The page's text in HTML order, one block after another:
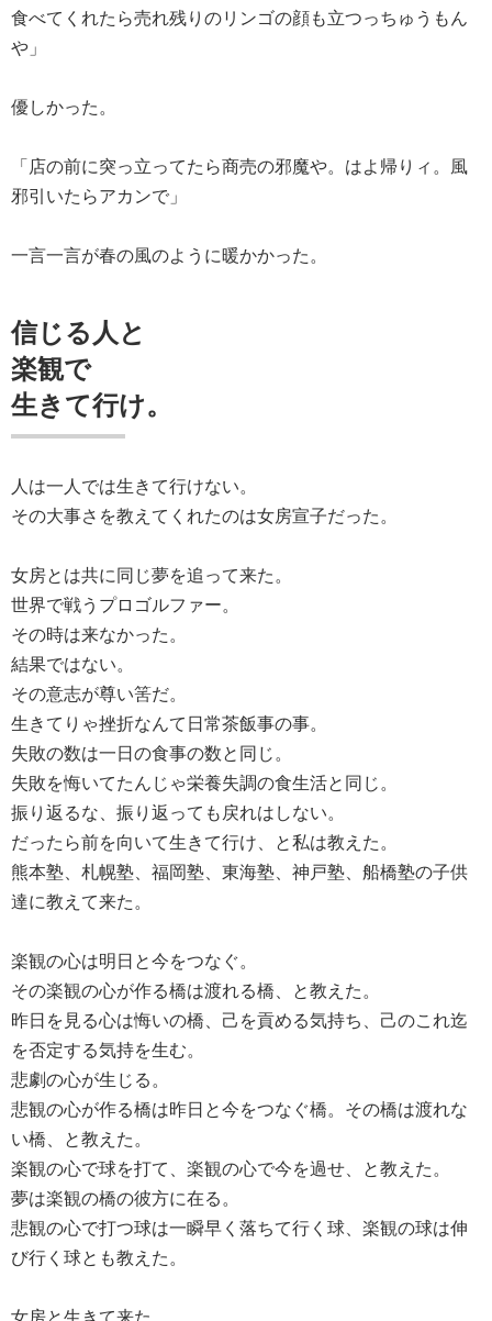
食べてくれたら売れ残りのリンゴの顔も立つっちゅうもん
や」
優しかった。
「店の前に突っ立ってたら商売の邪魔や。はよ帰りィ。風
邪引いたらアカンで」
一言一言が春の風のように暖かかった。
信じる人と
楽観で
生きて行け。
人は一人では生きて行けない。
その大事さを教えてくれたのは女房宣子だった。
女房とは共に同じ夢を追って来た。
世界で戦うプロゴルファー。
その時は来なかった。
結果ではない。
その意志が尊い筈だ。
生きてりゃ挫折なんて日常茶飯事の事。
失敗の数は一日の食事の数と同じ。
失敗を悔いてたんじゃ栄養失調の食生活と同じ。
振り返るな、振り返っても戻れはしない。
だったら前を向いて生きて行け、と私は教えた。
熊本塾、札幌塾、福岡塾、東海塾、神戸塾、船橋塾の子供
達に教えて来た。
楽観の心は明日と今をつなぐ。
その楽観の心が作る橋は渡れる橋、と教えた。
昨日を見る心は悔いの橋、己を貢める気持ち、己のこれ迄
を否定する気持を生む。
悲劇の心が生じる。
悲観の心が作る橋は昨日と今をつなぐ橋。その橋は渡れな
い橋、と教えた。
楽観の心で球を打て、楽観の心で今を過せ、と教えた。
夢は楽観の橋の彼方に在る。
悲観の心で打つ球は一瞬早く落ちて行く球、楽観の球は伸
び行く球とも教えた。
女房と生きて来た。